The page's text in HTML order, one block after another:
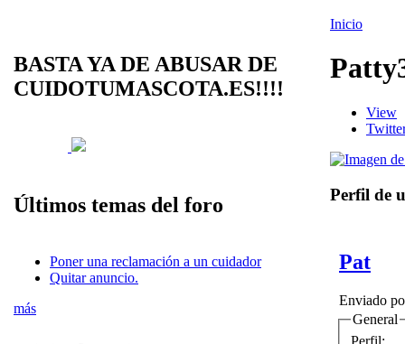
BASTA YA DE ABUSAR DE
CUIDOTUMASCOTA.ES!!!!
Últimos temas del foro
Poner una reclamación a un cuidador
Quitar anuncio.
más
Inicio
View
Perfil de
Pat
Enviado
General
Perfil: